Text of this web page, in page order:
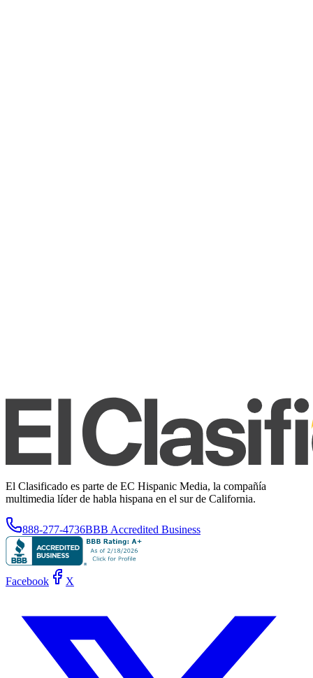
El Clasificado es parte de EC Hispanic Media, la compañía
multimedia líder de habla hispana en el sur de California.
888-277-4736BBB Accredited Business
Facebook X